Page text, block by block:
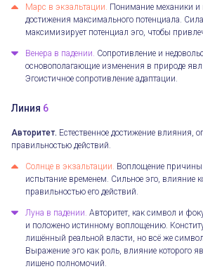
Марс в экзальтации. Понимание механики и
достижения максимального потенциала.
максимизирует потенциал эго, чтобы
Венера в падении. Сопротивление и
основополагающие изменения в природе
Эгоистичное сопротивление адаптации.
Линия 6
Авторитет. Естественное достижение влияния,
правильностью действий.
Солнце в экзальтации. Воплощение причины
испытание временем. Сильное эго, влияние
правильностью его действий.
Луна в падении. Авторитет, как символ и
и положено истинному воплощению.
лишённый реальной власти, но всё же
Выражение эго как роль, влияние которого
лишено полномочий.